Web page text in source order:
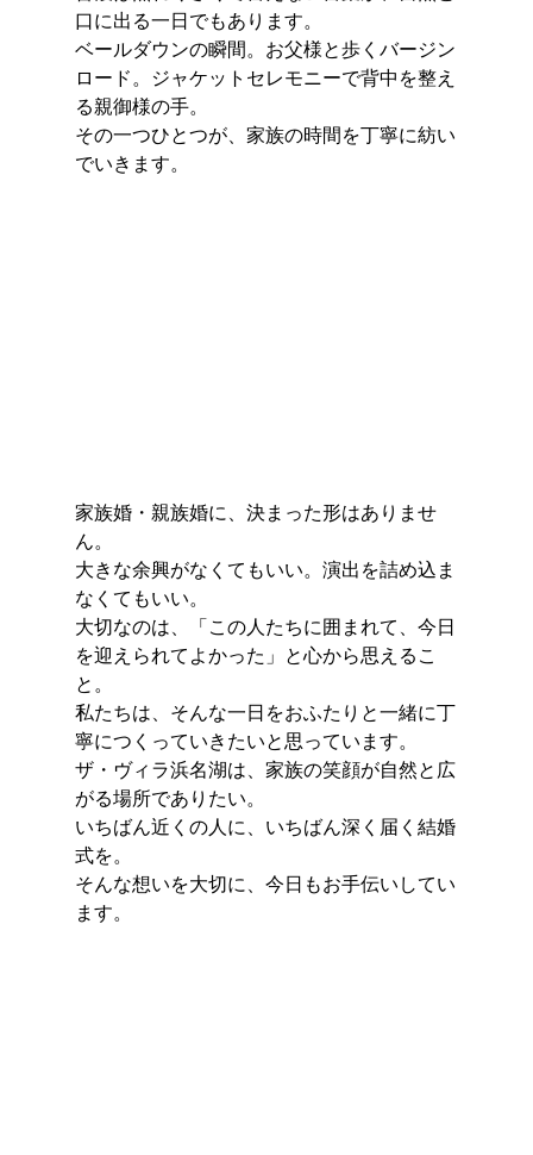
口に出る一日でもあります。
ベールダウンの瞬間。お父様と歩くバージン
ロード。ジャケットセレモニーで背中を整え
る親御様の手。
その一つひとつが、家族の時間を丁寧に紡い
でいきます。
家族婚・親族婚に、決まった形はありませ
ん。
大きな余興がなくてもいい。演出を詰め込ま
なくてもいい。
大切なのは、「この人たちに囲まれて、今日
を迎えられてよかった」と心から思えるこ
と。
私たちは、そんな一日をおふたりと一緒に丁
寧につくっていきたいと思っています。
ザ・ヴィラ浜名湖は、家族の笑顔が自然と広
がる場所でありたい。
いちばん近くの人に、いちばん深く届く結婚
式を。
そんな想いを大切に、今日もお手伝いしてい
ます。